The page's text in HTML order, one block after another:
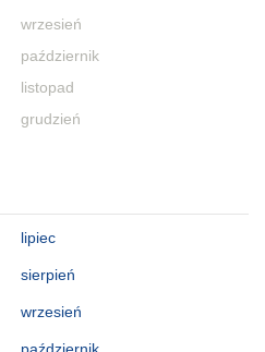
wrzesień
październik
listopad
grudzień
lipiec
sierpień
wrzesień
październik